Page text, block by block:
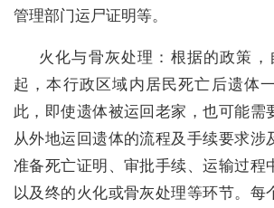
管理部门运尸证明等。
火化与骨灰处理：根据的政策
起，本行政区域内居民死亡后遗体
此，即使遗体被运回老家，也可能需
从外地运回遗体的流程及手续要求涉
准备死亡证明、审批手续、运输过程
以及终的火化或骨灰处理等环节。每